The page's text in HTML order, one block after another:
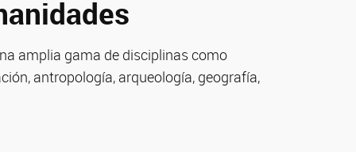
amplia gama de disciplinas como
antropología, arqueología, geografía,